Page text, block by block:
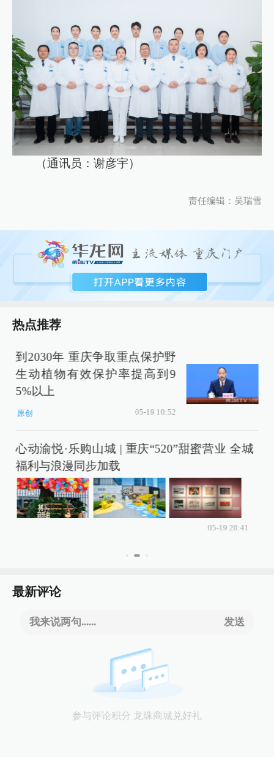
（通讯员：谢彦宇）
责任编辑：吴瑞雪
热点推荐
到2030年 重庆争取重点保护野
生动植物有效保护率提高到9
5%以上
原创 05-19 10:52
心动渝悦·乐购山城 | 重庆“520”甜蜜营业 全城
福利与浪漫同步加载
05-19 20:41
最新评论
我来说两句...... 发送
参与评论积分 龙珠商城兑好礼